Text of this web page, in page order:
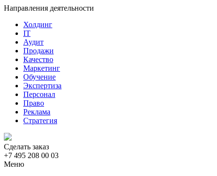
Направления деятельности
Холдинг
IT
Аудит
Продажи
Качество
Маркетинг
Обучение
Экспертиза
Персонал
Право
Реклама
Стратегия
Сделать заказ
+7 495 208 00 03
Меню